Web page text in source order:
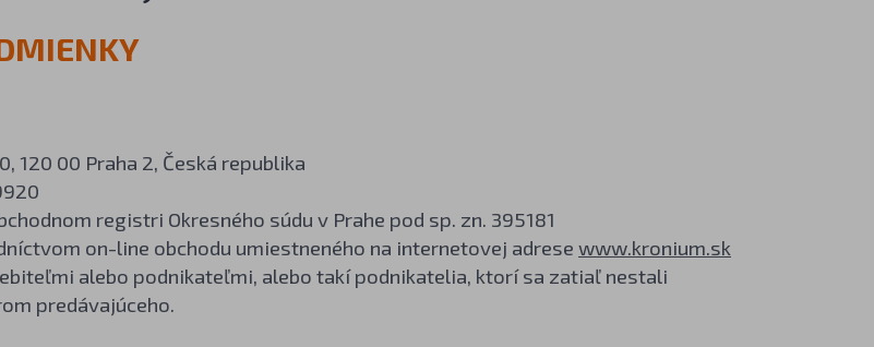
120 00 Praha 2, Česká republika
registri Okresného súdu v Prahe pod sp. zn. 395181
on-line obchodu umiestneného na internetovej adrese www.kronium.sk
alebo podnikateľmi, alebo takí podnikatelia, ktorí sa zatiaľ nestali
predávajúceho.